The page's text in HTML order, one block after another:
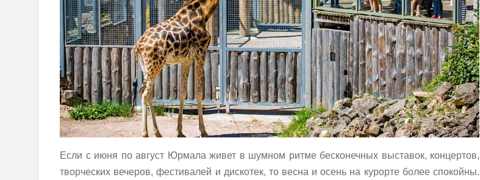
Если с июня по август Юрмала живет в шумном ритме бесконечных выставок, концертов,
творческих вечеров, фестивалей и дискотек, то весна и осень на курорте более спокойны.